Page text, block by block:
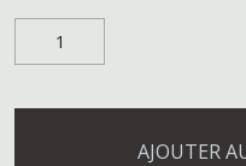
AJOUTER